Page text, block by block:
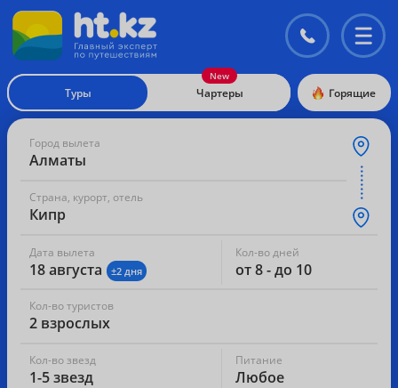
Контакты
меню
Туры Чартеры Горящие
Город вылета
Алматы
Страна, курорт, отель
Кипр
Дата вылета
18 августа ±2 дня
Кол-во дней
от 8 - до 10
Кол-во туристов
2 взрослых
Кол-во звезд
1-5 звезд
Питание
Любое